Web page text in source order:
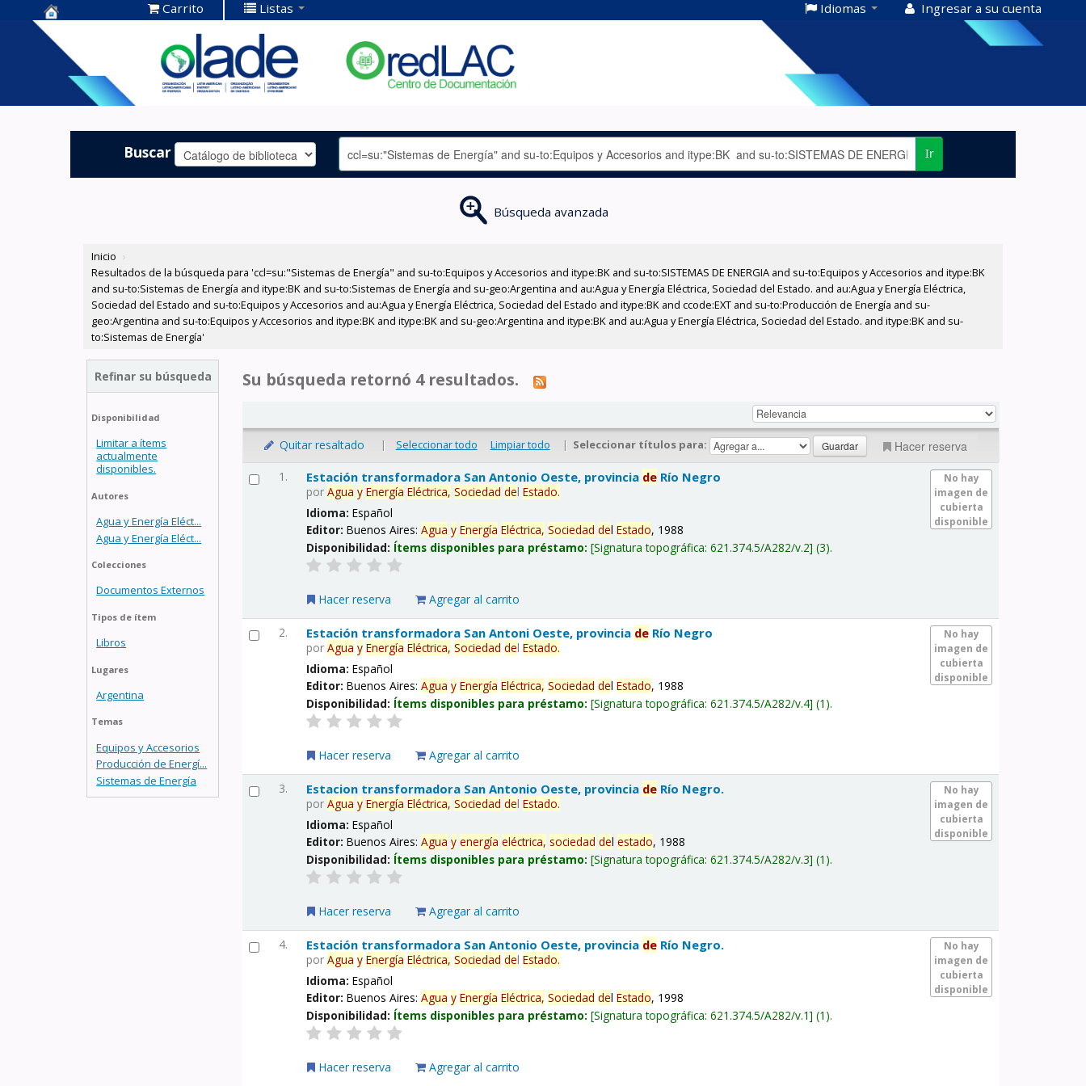
Centro de
Documentación
OLADE -
Carrito Listas Idiomas Ingresar a su cuenta
Buscar Ir
Búsqueda avanzada
Inicio ›
Resultados de la búsqueda para 'ccl=su:"Sistemas de Energía" and su-to:Equipos y Accesorios and itype:BK and su-to:SISTEMAS DE ENERGIA and su-to:Equipos y Accesorios and itype:BK
and su-to:Sistemas de Energía and itype:BK and su-to:Sistemas de Energía and su-geo:Argentina and au:Agua y Energía Eléctrica, Sociedad del Estado. and au:Agua y Energía Eléctrica,
Sociedad del Estado and su-to:Equipos y Accesorios and au:Agua y Energía Eléctrica, Sociedad del Estado and itype:BK and ccode:EXT and su-to:Producción de Energía and su-
geo:Argentina and su-to:Equipos y Accesorios and itype:BK and itype:BK and su-geo:Argentina and itype:BK and au:Agua y Energía Eléctrica, Sociedad del Estado. and itype:BK and su-
to:Sistemas de Energía'
Refinar su búsqueda
Disponibilidad
Limitar a ítems
actualmente
disponibles.
Autores
Agua y Energía Eléct...
Agua y Energía Eléct...
Colecciones
Documentos Externos
Tipos de ítem
Libros
Lugares
Argentina
Temas
Equipos y Accesorios
Producción de Energí...
Sistemas de Energía
Su búsqueda retornó 4 resultados.
Quitar resaltado | Seleccionar todo Limpiar todo | Seleccionar títulos para: Hacer reserva
1.
No hay
imagen de
cubierta
disponible
Estación transformadora San Antonio Oeste, provincia de Río Negro
porAgua y Energía Eléctrica, Sociedad delEstado.
Idioma:Español
Editor:Buenos Aires:Agua y Energía Eléctrica, Sociedad delEstado, 1988
Disponibilidad: Ítems disponibles para préstamo: Signatura topográfica:621.374.5/A282/v.2 (3).
Hacer reserva Agregar al carrito
2.
No hay
imagen de
cubierta
disponible
Estación transformadora San Antoni Oeste, provincia de Río Negro
porAgua y Energía Eléctrica, Sociedad delEstado.
Idioma:Español
Editor:Buenos Aires:Agua y Energía Eléctrica, Sociedad delEstado, 1988
Disponibilidad: Ítems disponibles para préstamo: Signatura topográfica:621.374.5/A282/v.4 (1).
Hacer reserva Agregar al carrito
3.
No hay
imagen de
cubierta
disponible
Estacion transformadora San Antonio Oeste, provincia de Río Negro.
porAgua y Energía Eléctrica, Sociedad delEstado.
Idioma:Español
Editor:Buenos Aires:Agua y energía eléctrica, sociedad delestado, 1988
Disponibilidad: Ítems disponibles para préstamo: Signatura topográfica:621.374.5/A282/v.3 (1).
Hacer reserva Agregar al carrito
4.
No hay
imagen de
cubierta
disponible
Estación transformadora San Antonio Oeste, provincia de Río Negro.
porAgua y Energía Eléctrica, Sociedad delEstado.
Idioma:Español
Editor:Buenos Aires:Agua y Energía Eléctrica, Sociedad delEstado, 1998
Disponibilidad: Ítems disponibles para préstamo: Signatura topográfica:621.374.5/A282/v.1 (1).
Hacer reserva Agregar al carrito